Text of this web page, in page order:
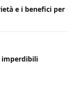
e i benefici per
imperdibili